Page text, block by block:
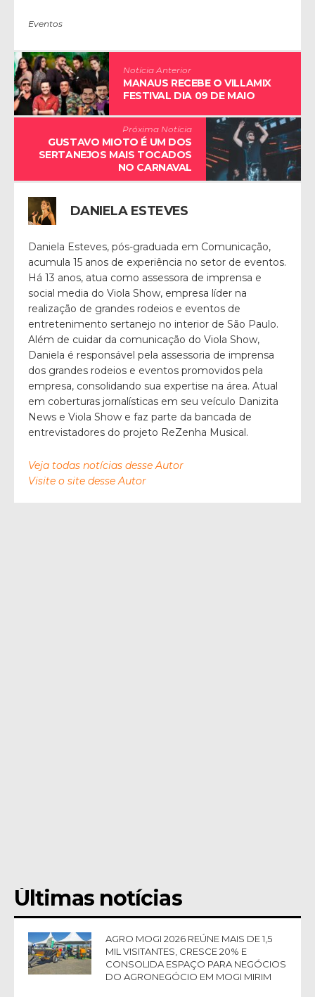
Eventos
Notícia Anterior
MANAUS RECEBE O VILLAMIX
FESTIVAL DIA 09 DE MAIO
Próxima Notícia
GUSTAVO MIOTO É UM DOS
SERTANEJOS MAIS TOCADOS
NO CARNAVAL
DANIELA ESTEVES
Daniela Esteves, pós-graduada em Comunicação,
acumula 15 anos de experiência no setor de eventos.
Há 13 anos, atua como assessora de imprensa e
social media do Viola Show, empresa líder na
realização de grandes rodeios e eventos de
entretenimento sertanejo no interior de São Paulo.
Além de cuidar da comunicação do Viola Show,
Daniela é responsável pela assessoria de imprensa
dos grandes rodeios e eventos promovidos pela
empresa, consolidando sua expertise na área. Atual
em coberturas jornalísticas em seu veículo Danizita
News e Viola Show e faz parte da bancada de
entrevistadores do projeto ReZenha Musical.
Veja todas notícias desse Autor
Visite o site desse Autor
Últimas notícias
AGRO MOGI 2026 REÚNE MAIS DE 1,5
MIL VISITANTES, CRESCE 20% E
CONSOLIDA ESPAÇO PARA NEGÓCIOS
DO AGRONEGÓCIO EM MOGI MIRIM